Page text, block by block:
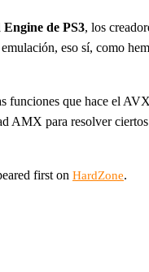
de PS3, los
eso sí, como
funciones que hace el
AMX para resolver
first on HardZone.